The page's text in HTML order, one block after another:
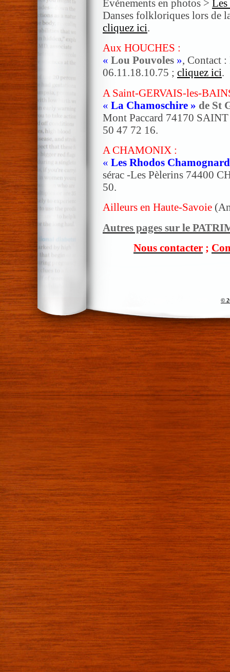
Evénements en photos > Les
Danses folkloriques lors de
cliquez ici.
Aux HOUCHES :
« Lou Pouvoles », Contact
06.11.18.10.75 ; cliquez ici.
A Saint-GERVAIS-les-
« La Chamoschire » de St
Mont Paccard 74170
50 47 72 16.
A CHAMONIX :
« Les Rhodos
sérac -Les Pèlerins 74400
50.
Ailleurs en Haute-Savoie
Autres pages sur le
Nous contacter ;
©